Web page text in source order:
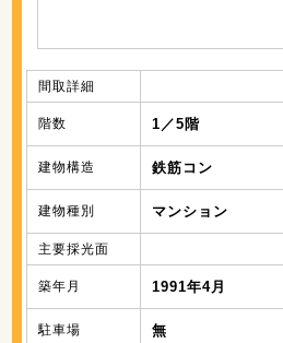
間取詳細
階数 1／5階
建物構造 鉄筋コン
建物種別 マンション
主要採光面
築年月 1991年4月
駐車場 無